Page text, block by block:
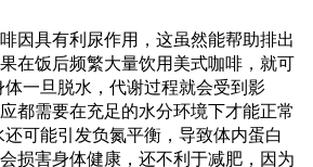
啡因具有利尿作用，这虽然能帮助排出
在饭后频繁大量饮用美式咖啡，就可
一旦脱水，代谢过程就会受到影
都需要在充足的水分环境下才能正常
可能引发负氮平衡，导致体内蛋白
损害身体健康，还不利于减肥，因为